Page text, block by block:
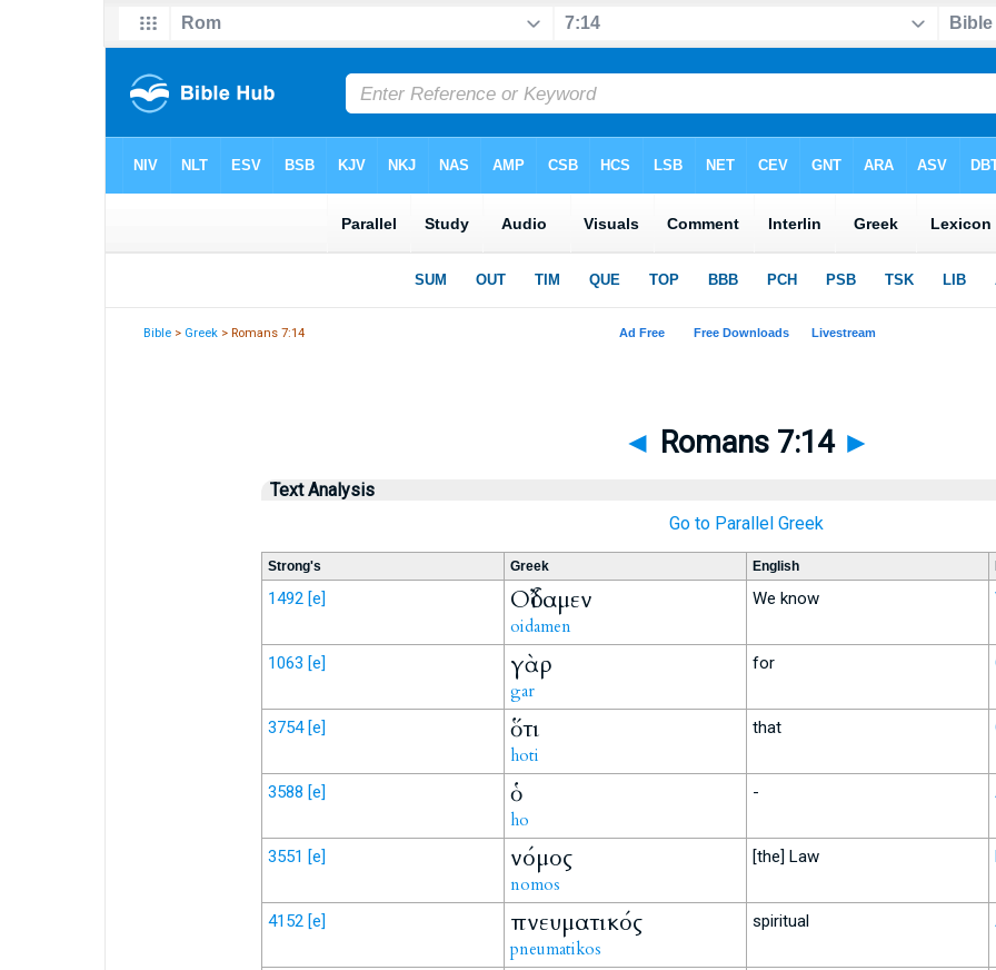
Bible > Greek > Romans 7:14
◄ Romans 7:14 ►
Text Analysis
Go to Parallel Greek
Strong's Greek English
1492 [e] Οἴδαμεν
oidamen
We know
1063 [e] γὰρ
gar
for
3754 [e] ὅτι
hoti
that
3588 [e] ὁ
ho
-
3551 [e] νόμος
nomos
[the] Law
4152 [e] πνευματικός
pneumatikos
spiritual